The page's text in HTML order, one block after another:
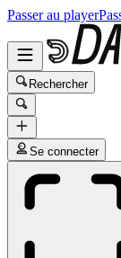
Passer au player
Rechercher
Se connecter